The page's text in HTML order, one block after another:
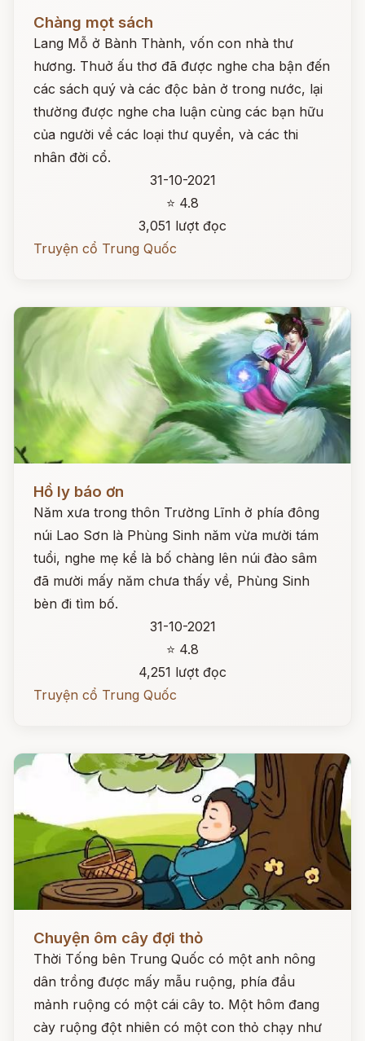
Chàng mọt sách
Lang Mỗ ở Bành Thành, vốn con nhà thư
hương. Thuở ấu thơ đã được nghe cha bận đến
các sách quý và các độc bản ở trong nước, lại
thường được nghe cha luận cùng các bạn hữu
của người về các loại thư quyển, và các thi
nhân đời cổ.
31-10-2021
⭐ 4.8
3,051 lượt đọc
Truyện cổ Trung Quốc
Đọc ngay
Hồ ly báo ơn
Năm xưa trong thôn Trường Lĩnh ở phía đông
núi Lao Sơn là Phùng Sinh năm vừa mười tám
tuổi, nghe mẹ kể là bố chàng lên núi đào sâm
đã mười mấy năm chưa thấy về, Phùng Sinh
bèn đi tìm bố.
31-10-2021
⭐ 4.8
4,251 lượt đọc
Truyện cổ Trung Quốc
Chuyện ôm cây đợi thỏ
Thời Tống bên Trung Quốc có một anh nông
dân trồng được mấy mẫu ruộng, phía đầu
mảnh ruộng có một cái cây to. Một hôm đang
cày ruộng đột nhiên có một con thỏ chạy như